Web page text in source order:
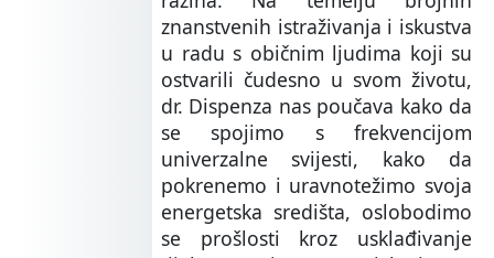
znanstvenih istraživanja i iskustva
u radu s običnim ljudima koji su
ostvarili čudesno u svom životu,
dr. Dispenza nas poučava kako da
se spojimo s frekvencijom
univerzalne svijesti, kako da
pokrenemo i uravnotežimo svoja
energetska središta, oslobodimo
se prošlosti kroz usklađivanje